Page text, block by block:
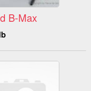
B-Max